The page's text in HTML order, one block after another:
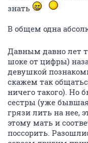
знать
В общем одна
Давным давно лет
шоке от цифры)
девушкой
скажем так
ничего такого). Но
сестры (уже
грязи лить на нее,
этому мать и
поссорить.